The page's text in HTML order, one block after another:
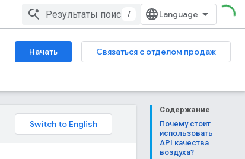
/
Начать
Связаться с отделом продаж
Содержание
Почему стоит
использовать
API качества
воздуха?